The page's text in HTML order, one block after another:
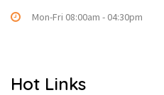
Mon-Fri 08:00am - 04:30pm
Hot Links